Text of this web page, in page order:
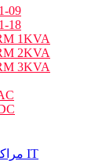
09
18
1KVA
2KVA
3KVA
مراکز مخابراتی و IT